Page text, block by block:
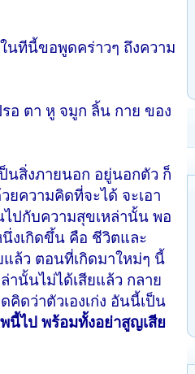
นทีนี้ขอพูดคร่าวๆ ถึงความ
อ ตา หู จมูก ลิ้น กาย ของ
นสิ่งภายนอก อยู่นอกตัว ก็
ยความคิดที่จะได้ จะเอา
ปกับความสุขเหล่านั้น พอ
นึ่งเกิดขึ้น คือ ชีวิตและ
แล้ว ตอนที่เกิดมาใหม่ๆ นี้
านั้นไม่ได้เสียแล้ว กลาย
ดว่าตัวเองเก่ง อันนี้เป็น
พนี้ไป พร้อมทั้งอย่าสูญเสีย